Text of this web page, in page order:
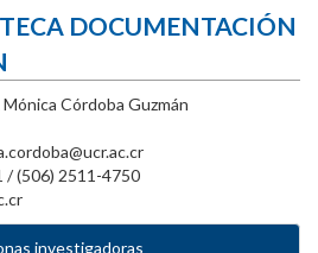
DOCUMENTACIÓN
Mónica Córdoba Guzmán
/ (506) 2511-4750
investigadoras